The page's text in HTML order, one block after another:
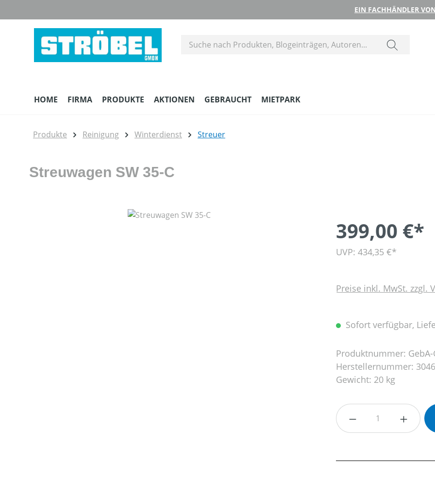
EIN FACHHÄNDLER
HOME FIRMA PRODUKTE AKTIONEN GEBRAUCHT MIETPARK
Produkte Reinigung Winterdienst Streuer
Streuwagen SW 35-C
399,00 €*
UVP: 434,35 €*
Preise inkl. MwSt. zzgl.
Sofort verfügbar,
Produktnummer:
Herstellernummer:
Gewicht: 20 kg
Produkt Anzahl: